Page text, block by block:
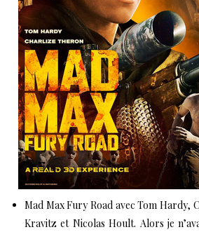
Mad Max Fury Road avec Tom Hardy,
Kravitz et Nicolas Hoult. Alors je